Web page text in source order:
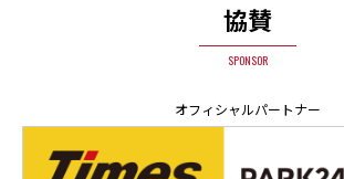
協賛
SPONSOR
オフィシャルパートナー